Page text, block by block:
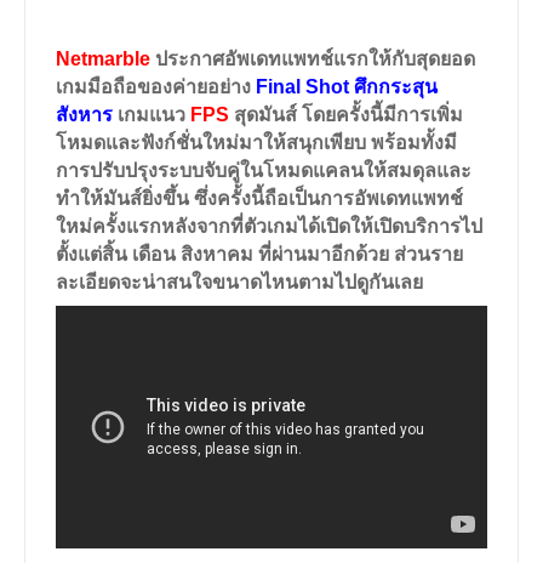
Netmarble ประกาศอัพเดทแพทช์แรกให้กับสุดยอด
เกมมือถือของค่ายอย่าง Final Shot ศึกกระสุน
สังหาร เกมแนว FPS สุดมันส์ โดยครั้งนี้มีการเพิ่ม
โหมดและฟังก์ชั่นใหม่มาให้สนุกเพียบ พร้อมทั้งมี
การปรับปรุงระบบจับคู่ในโหมดแคลนให้สมดุลและ
ทำให้มันส์ยิ่งขึ้น ซึ่งครั้งนี้ถือเป็นการอัพเดทแพทช์
ใหม่ครั้งแรกหลังจากที่ตัวเกมได้เปิดให้เปิดบริการไป
ตั้งแต่สิ้น เดือน สิงหาคม ที่ผ่านมาอีกด้วย ส่วนราย
ละเอียดจะน่าสนใจขนาดไหนตามไปดูกันเลย